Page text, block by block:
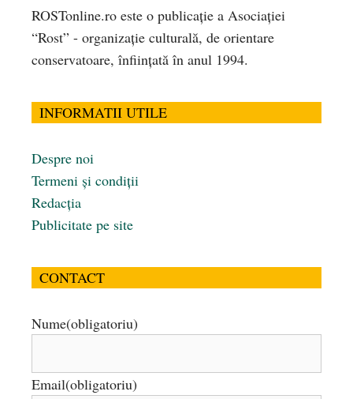
ROSTonline.ro este o publicaţie a Asociaţiei
“Rost” - organizaţie culturală, de orientare
conservatoare, înfiinţată în anul 1994.
INFORMATII UTILE
Despre noi
Termeni și condiții
Redacția
Publicitate pe site
CONTACT
Nume(obligatoriu)
Email(obligatoriu)